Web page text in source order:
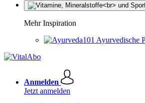
Mehr Inspiration
Ayurvedische
Anmelden
Jetzt anmelden